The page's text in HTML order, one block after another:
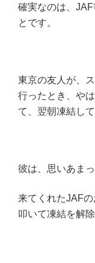
確実なのは、
とです。
東京の友人が、
行ったとき、や
て、翌朝凍結し
彼は、思いあま
来てくれたJAF
叩いて凍結を解